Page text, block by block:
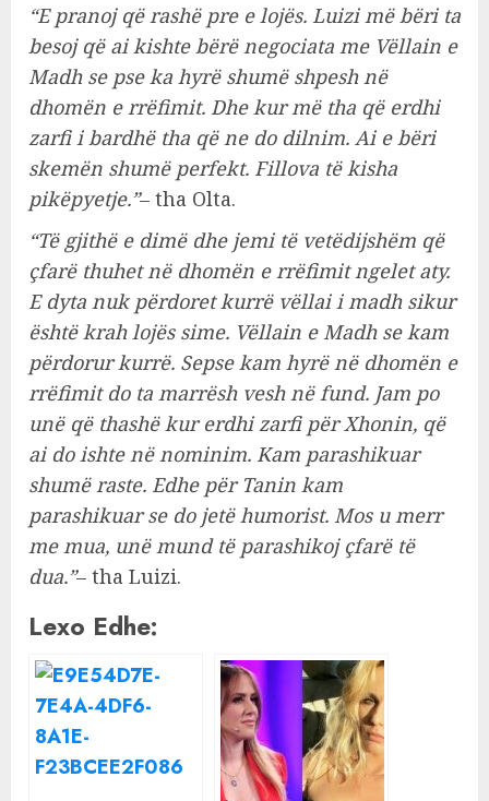
“E pranoj që rashë pre e lojës. Luizi më bëri ta
besoj që ai kishte bërë negociata me Vëllain e
Madh se pse ka hyrë shumë shpesh në
dhomën e rrëfimit. Dhe kur më tha që erdhi
zarfi i bardhë tha që ne do dilnim. Ai e bëri
skemën shumë perfekt. Fillova të kisha
pikëpyetje.”– tha Olta.
“Të gjithë e dimë dhe jemi të vetëdijshëm që
çfarë thuhet në dhomën e rrëfimit ngelet aty.
E dyta nuk përdoret kurrë vëllai i madh sikur
është krah lojës sime. Vëllain e Madh se kam
përdorur kurrë. Sepse kam hyrë në dhomën e
rrëfimit do ta marrësh vesh në fund. Jam po
unë që thashë kur erdhi zarfi për Xhonin, që
ai do ishte në nominim. Kam parashikuar
shumë raste. Edhe për Tanin kam
parashikuar se do jetë humorist. Mos u merr
me mua, unë mund të parashikoj çfarë të
dua.”– tha Luizi.
Lexo Edhe: